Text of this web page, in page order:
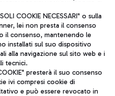
raggiungere l'aeroporto
soggetta a direzione e
di Roma 13032990155 P.
COOKIE NECESSARI" o sulla
lei non presta il consenso
il consenso, mantenendo le
installati sul suo dispositivo
alla navigazione sul sito web e i
tecnici.
presterà il suo consenso
ivi compresi cookie di
e può essere revocato in